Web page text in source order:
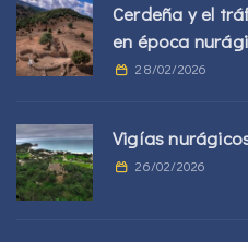
Cerdeña y el
en época
28/02/2026
Vigías
26/02/2026